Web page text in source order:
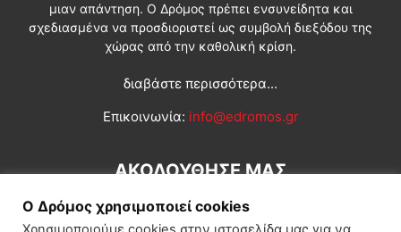
μιαν απάντηση. Ο Δρόμος πρέπει ενσυνείδητα και
σχεδιασμένα να προσδιοριστεί ως συμβολή διεξόδου της
χώρας από την καθολική κρίση.
διαβάστε περισσότερα...
Επικοινωνία: info@edromos.gr
ΑΚΟΛΟΥΘΗΣΕ ΜΑΣ
Ο Δρόμος χρησιμοποιεί cookies